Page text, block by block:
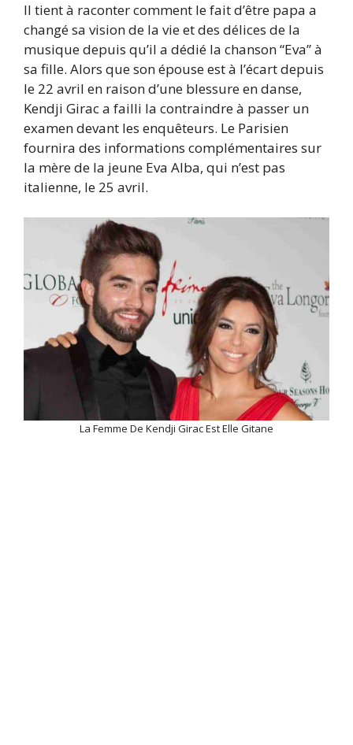
Il tient à raconter comment le fait d’être papa a
changé sa vision de la vie et des délices de la
musique depuis qu’il a dédié la chanson “Eva” à
sa fille. Alors que son épouse est à l’écart depuis
le 22 avril en raison d’une blessure en danse,
Kendji Girac a failli la contraindre à passer un
examen devant les enquêteurs. Le Parisien
fournira des informations complémentaires sur
la mère de la jeune Eva Alba, qui n’est pas
italienne, le 25 avril.
La Femme De Kendji Girac Est Elle Gitane